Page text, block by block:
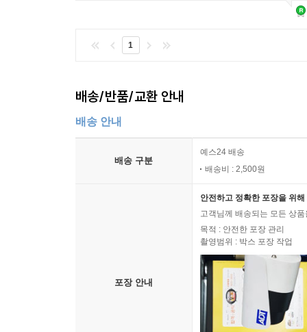
1
배송/반품/교환 안내
배송 안내
배송 구분
예스24 배송
배송비 : 2,500원
포장 안내
안전하고 정확한 포장을 위
고객님께 배송되는 모든 상
목적 : 안전한 포장 관리
촬영범위 : 박스 포장 작업